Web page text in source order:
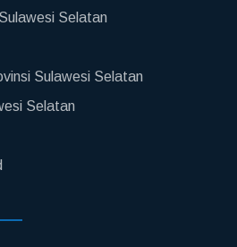
Selatan
Sulawesi Selatan
Selatan